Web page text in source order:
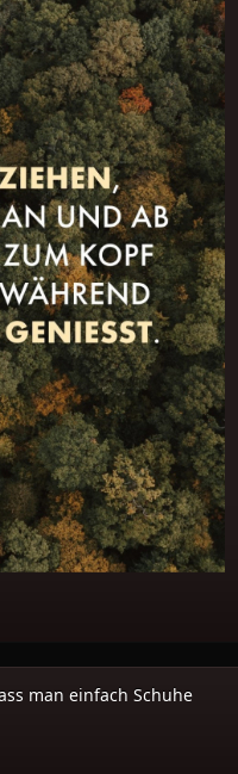
man einfach Schuhe